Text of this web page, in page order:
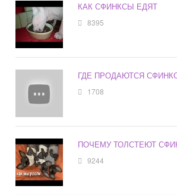
КАК СФИНКСЫ ЕДЯТ
8395
ГДЕ ПРОДАЮТСЯ
1708
ПОЧЕМУ ТОЛСТЕЮТ
9244